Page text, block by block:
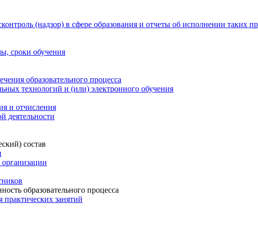
(надзор) в сфере образования и отчеты об исполнении таких
сроки обучения
образовательного процесса
технологий и (или) электронного обучения
и отчисления
деятельности
состав
организации
образовательного процесса
занятий